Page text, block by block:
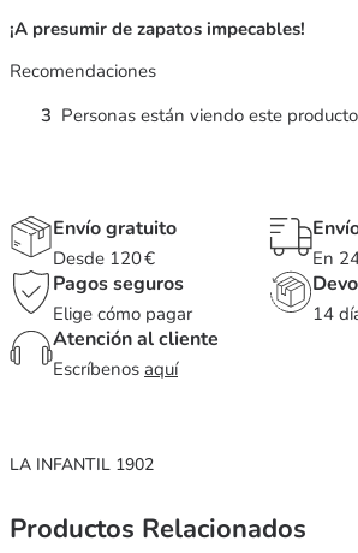
¡A presumir de zapatos impecables!
Recomendaciones
3 Personas están viendo este
Envío gratuito
Desde 120 € En
Pagos seguros
Elige cómo pagar 14
Atención al cliente
Escríbenos aquí
LA INFANTIL 1902
Productos Relacionados